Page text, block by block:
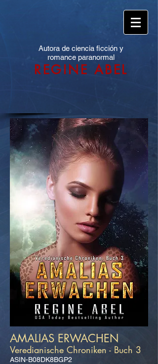
Autora de ciencia ficción y
romance paranormal
REGINE ABEL
AMALIAS ERWACHEN
Veredianische Chroniken - Buch 3
ASIN-B08DK8BGP2